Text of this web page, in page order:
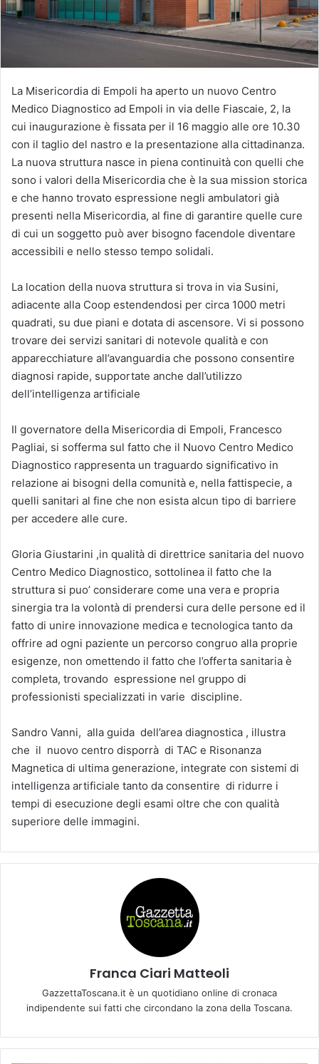
La Misericordia di Empoli ha aperto un nuovo Centro
Medico Diagnostico ad Empoli in via delle Fiascaie, 2, la
cui inaugurazione è fissata per il 16 maggio alle ore 10.30
con il taglio del nastro e la presentazione alla cittadinanza.
La nuova struttura nasce in piena continuità con quelli che
sono i valori della Misericordia che è la sua mission storica
e che hanno trovato espressione negli ambulatori già
presenti nella Misericordia, al fine di garantire quelle cure
di cui un soggetto può aver bisogno facendole diventare
accessibili e nello stesso tempo solidali.
La location della nuova struttura si trova in via Susini,
adiacente alla Coop estendendosi per circa 1000 metri
quadrati, su due piani e dotata di ascensore. Vi si possono
trovare dei servizi sanitari di notevole qualità e con
apparecchiature all’avanguardia che possono consentire
diagnosi rapide, supportate anche dall’utilizzo
dell’intelligenza artificiale
Il governatore della Misericordia di Empoli, Francesco
Pagliai, si sofferma sul fatto che il Nuovo Centro Medico
Diagnostico rappresenta un traguardo significativo in
relazione ai bisogni della comunità e, nella fattispecie, a
quelli sanitari al fine che non esista alcun tipo di barriere
per accedere alle cure.
Gloria Giustarini ,in qualità di direttrice sanitaria del nuovo
Centro Medico Diagnostico, sottolinea il fatto che la
struttura si puo’ considerare come una vera e propria
sinergia tra la volontà di prendersi cura delle persone ed il
fatto di unire innovazione medica e tecnologica tanto da
offrire ad ogni paziente un percorso congruo alla proprie
esigenze, non omettendo il fatto che l’offerta sanitaria è
completa, trovando espressione nel gruppo di
professionisti specializzati in varie discipline.
Sandro Vanni, alla guida dell’area diagnostica , illustra
che il nuovo centro disporrà di TAC e Risonanza
Magnetica di ultima generazione, integrate con sistemi di
intelligenza artificiale tanto da consentire di ridurre i
tempi di esecuzione degli esami oltre che con qualità
superiore delle immagini.
Franca Ciari Matteoli
GazzettaToscana.it è un quotidiano online di cronaca
indipendente sui fatti che circondano la zona della Toscana.